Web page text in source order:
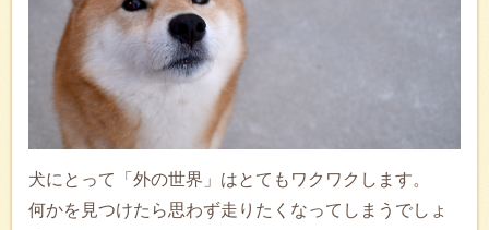
犬にとって「外の世界」はとてもワクワクします。
何かを見つけたら思わず走りたくなってしまうでしょ